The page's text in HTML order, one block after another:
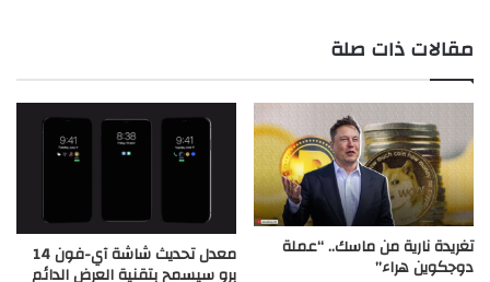
مقالات ذات صلة
تغريدة نارية من ماسك.. “عملة
دوجكوين هراء” معدل تحديث شاشة آي-فون 14
برو سيسمح بتقنية العرض الدائم